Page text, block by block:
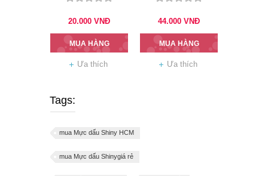
20.000 VNĐ
MUA HÀNG
Ưa thích
44.000 VNĐ
MUA HÀNG
Ưa thích
Tags:
mua Mực dấu Shiny HCM
mua Mực dấu Shinygiá rẻ